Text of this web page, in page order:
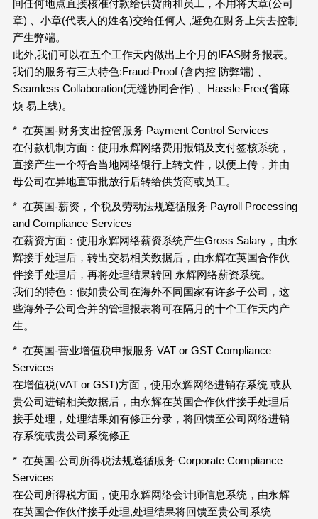
间任何地点直接核准付款给供货商和员工，不用将大章(公司
章) 、小章(代表人的姓名)交给任何人 ,避免在财务上失去控制
产生弊端。
此外,我们可以在五个工作天内做出上个月的IFAS财务报表。
我们的服务有三大特色:Fraud-Proof (含内控 防弊端) 、
Seamless Collaboration(无缝协同合作) 、Hassle-Free(省麻
烦 易上线)。
* 在英国-财务支出控管服务 Payment Control Services
在付款机制方面：使用永辉网络费用报销及支付签核系统，
直接产生一个符合当地网络银行上转文件，以便上传，并由
母公司在异地直审批放行后转给供货商或员工。
* 在英国-薪资，个税及劳动法规遵循服务 Payroll Processing
and Compliance Services
在薪资方面：使用永辉网络薪资系统产生Gross Salary，由永
辉接手处理后，转出交易相关数据后，由永辉在英国合作伙
伴接手处理后，再将处理结果转回 永辉网络薪资系统。
我们的特色：假如贵公司在海外不同国家有许多子公司，这
些海外子公司合并的管理报表将可在隔月的十个工作天内产
生。
* 在英国-营业增值税申报服务 VAT or GST Compliance
Services
在增值税(VAT or GST)方面，使用永辉网络进销存系统 或从
贵公司进销相关数据后，由永辉在英国合作伙伴接手处理后
接手处理，处理结果如有修正分录，将回馈至公司网络进销
存系统或贵公司系统修正
* 在英国-公司所得税法规遵循服务 Corporate Compliance
Services
在公司所得税方面，使用永辉网络会计师信息系统，由永辉
在英国合作伙伴接手处理,处理结果将回馈至贵公司系统